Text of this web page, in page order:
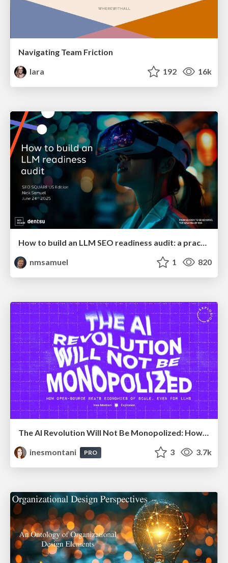
Navigating Team Friction
lara
192 16k
How to build an LLM SEO readiness audit: a practical framework
nmsamuel
1 820
The AI Revolution Will Not Be Monopolized: How open-source beats economies of scale, even for LLMs
inesmontani
PRO 3 3.7k